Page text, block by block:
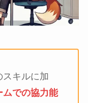
キルに加
ムでの協力能